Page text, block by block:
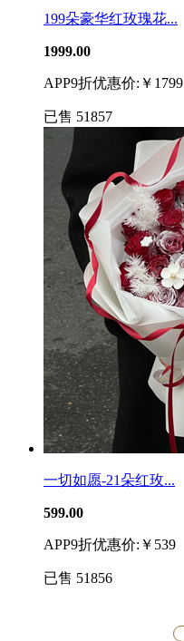
199朵豪华红玫瑰花...
1999.00
APP9折优惠价:￥1799
已售 51857
一切如愿-21朵红玫...
599.00
APP9折优惠价:￥539
已售 51856